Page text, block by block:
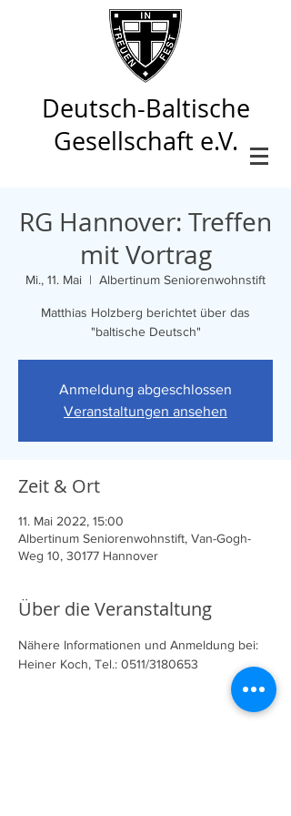
Deutsch-Baltische
Gesellschaft e.V.
RG Hannover: Treffen
mit Vortrag
Mi., 11. Mai
  |
Albertinum Seniorenwohnstift
Matthias Holzberg berichtet über das
"baltische Deutsch"
Anmeldung abgeschlossen
Veranstaltungen ansehen
Zeit & Ort
11. Mai 2022, 15:00
Albertinum Seniorenwohnstift, Van-Gogh-
Weg 10, 30177 Hannover
Über die Veranstaltung
Nähere Informationen und Anmeldung bei:
Heiner Koch, Tel.: 0511/3180653